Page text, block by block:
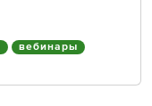
вебинары